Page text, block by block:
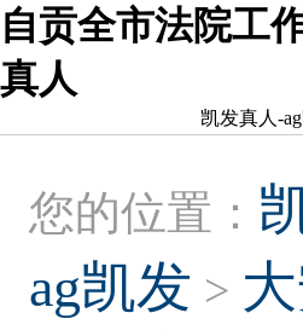
自贡全市法院工
真人
凯发真人-
您的位置：
ag凯发 >